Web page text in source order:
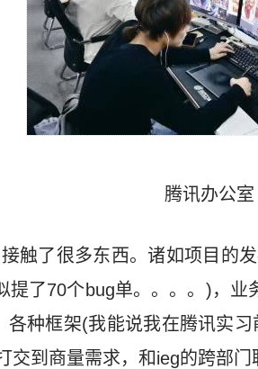
腾讯办公室
触了很多东西。诸如项目的
提了70个bug单。。。。)，
各种框架(我能说我在腾讯实
交到商量需求，和ieg的跨部门